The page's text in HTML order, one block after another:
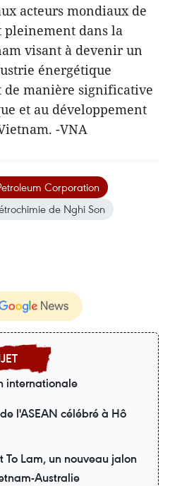
acteurs mondiaux de
pleinement dans la
visant à devenir un
énergétique
manière significative
et au développement
-VNA
Corporation
de Nghi Son
internationale
l'ASEAN célébré à Hô
Lam, un nouveau jalon
Australie